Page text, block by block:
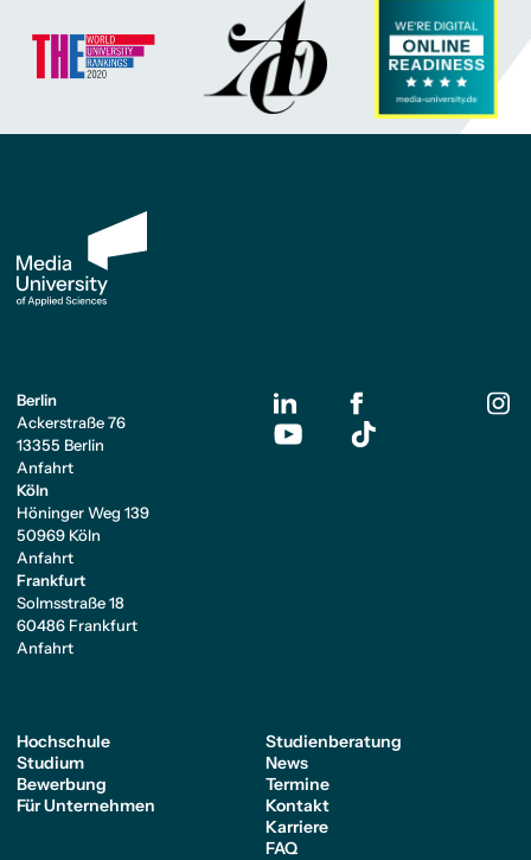
Berlin
Ackerstraße 76
13355 Berlin
Anfahrt
Köln
Höninger Weg 139
50969 Köln
Anfahrt
Frankfurt
Solmsstraße 18
60486 Frankfurt
Anfahrt
Hochschule
Studium
Bewerbung
Für Unternehmen
Studienberatung
News
Termine
Kontakt
Karriere
FAQ